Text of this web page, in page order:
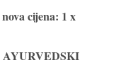
cijena: 1 x